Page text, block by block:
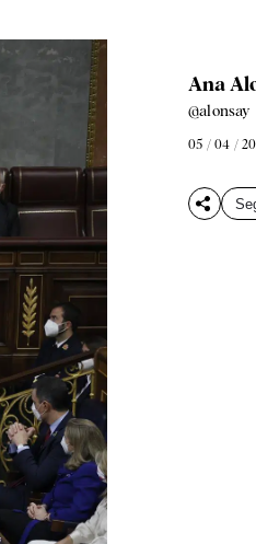
Ana
@alonsay
05 / 04 /